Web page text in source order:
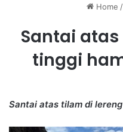
Home /
Santai
tinggi
Santai atas tilam di